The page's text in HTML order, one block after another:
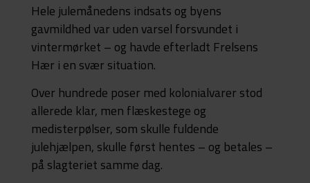
Hele julemånedens indsats og byens
gavmildhed var uden varsel forsvundet i
vintermørket – og havde efterladt Frelsens
Hær i en svær situation.
Over hundrede poser med kolonialvarer stod
allerede klar, men flæskestege og
medisterpølser, som skulle fuldende
julehjælpen, skulle først hentes – og betales –
på slagteriet samme dag.